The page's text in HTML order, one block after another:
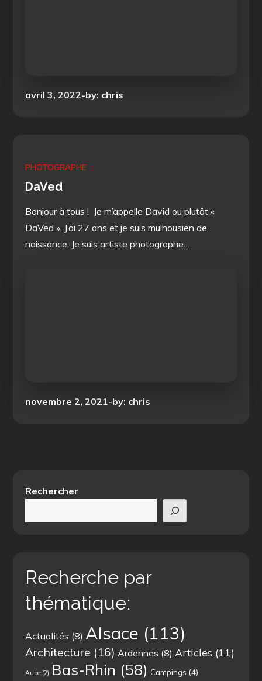
Posted
avril 3, 2022 by: chris
PHOTOGRAPHE
DaVed
Bonjour à tous ! Je m’appelle David ou plutôt «
DaVed ». J’ai 27 ans et je suis mulhousien de
naissance. Je suis artiste photographe.…
Posted
novembre 2, 2021 by: chris
Rechercher
Recherche par
thématique:
Actualités (8) Alsace (113)
Architecture (16) Ardennes (8) Articles (11)
Aube (2) Bas-Rhin (58) Campings (4)